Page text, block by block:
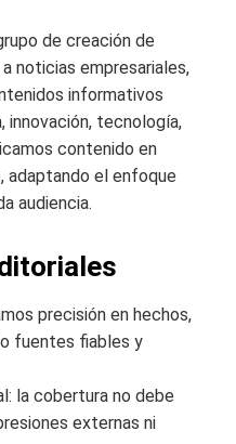
de creación de
noticias empresariales,
informativos
innovación, tecnología,
contenido en
adaptando el enfoque
audiencia.
precisión en hechos,
fuentes fiables y
la cobertura no debe
externas ni